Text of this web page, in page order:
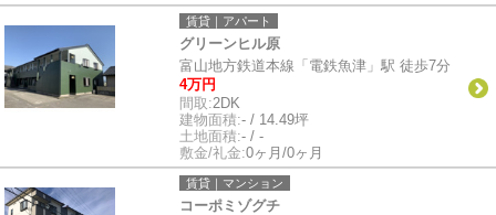
賃貸｜アパート
グリーンヒル原
富山地方鉄道本線「電鉄魚津」駅 徒歩7分
4万円
間取:2DK
建物面積:- / 14.49坪
土地面積:- / -
敷金/礼金:0ヶ月/0ヶ月
賃貸｜マンション
コーポミゾグチ